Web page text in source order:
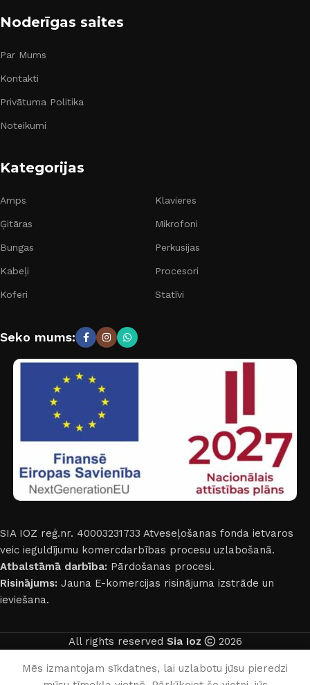
Noderīgas saites
Par Mums
Kontakti
Privātuma Politika
Noteikumi
Kategorijas
Amps
Ģitāras
Bungas
Kabeļi
Koferi
Klavieres
Mikrofoni
Perkusijas
Procesori
Statīvi
Seko mums:
SIA IOZ reģ.nr. 40003231733 Atveseļošanas fonda ietvaros
veic ieguldījumu komercdarbības procesu uzlabošanā.
Atbalstāmā darbība: Pārdošanas procesi.
Risinājums: Jauna E-komercijas risinājuma izstrāde un
ieviešana.
All rights reserved Sia Ioz 2026
Mēs izmantojam sīkdatnes, lai uzlabotu jūsu pieredzi
Latviešu